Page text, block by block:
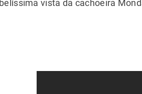
belíssima vista da cachoeira